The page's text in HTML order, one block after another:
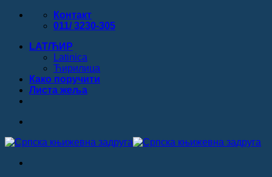
Прескочи
Контакт
011/ 3230-305
LAT/ЋИР
Latinica
Ћирилица
Како поручити
Листa жеља